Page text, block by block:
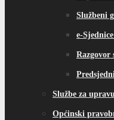
Službeni
e-
Razgovor
Službe za upravu
Općinski